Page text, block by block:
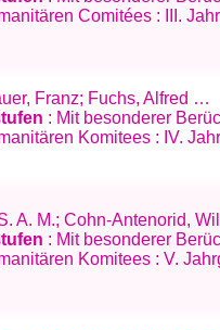
Comitées : III.
Franz; Fuchs, Alfred …
: Mit besonderer
Komitees : IV.
A. M.; Cohn-Antenorid,
: Mit besonderer
Komitees : V.